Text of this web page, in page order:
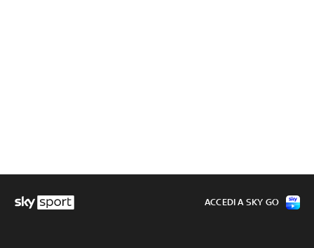
ACCEDI A SKY GO